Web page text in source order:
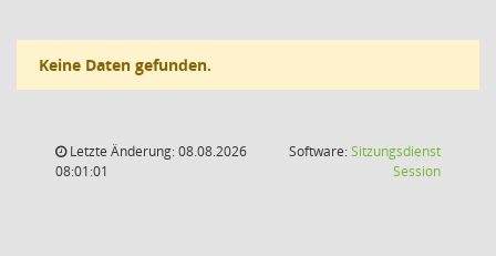
Keine Daten gefunden.
Letzte Änderung: 08.08.2026
08:01:01
Software:Sitzungsdienst
Session(Wird in